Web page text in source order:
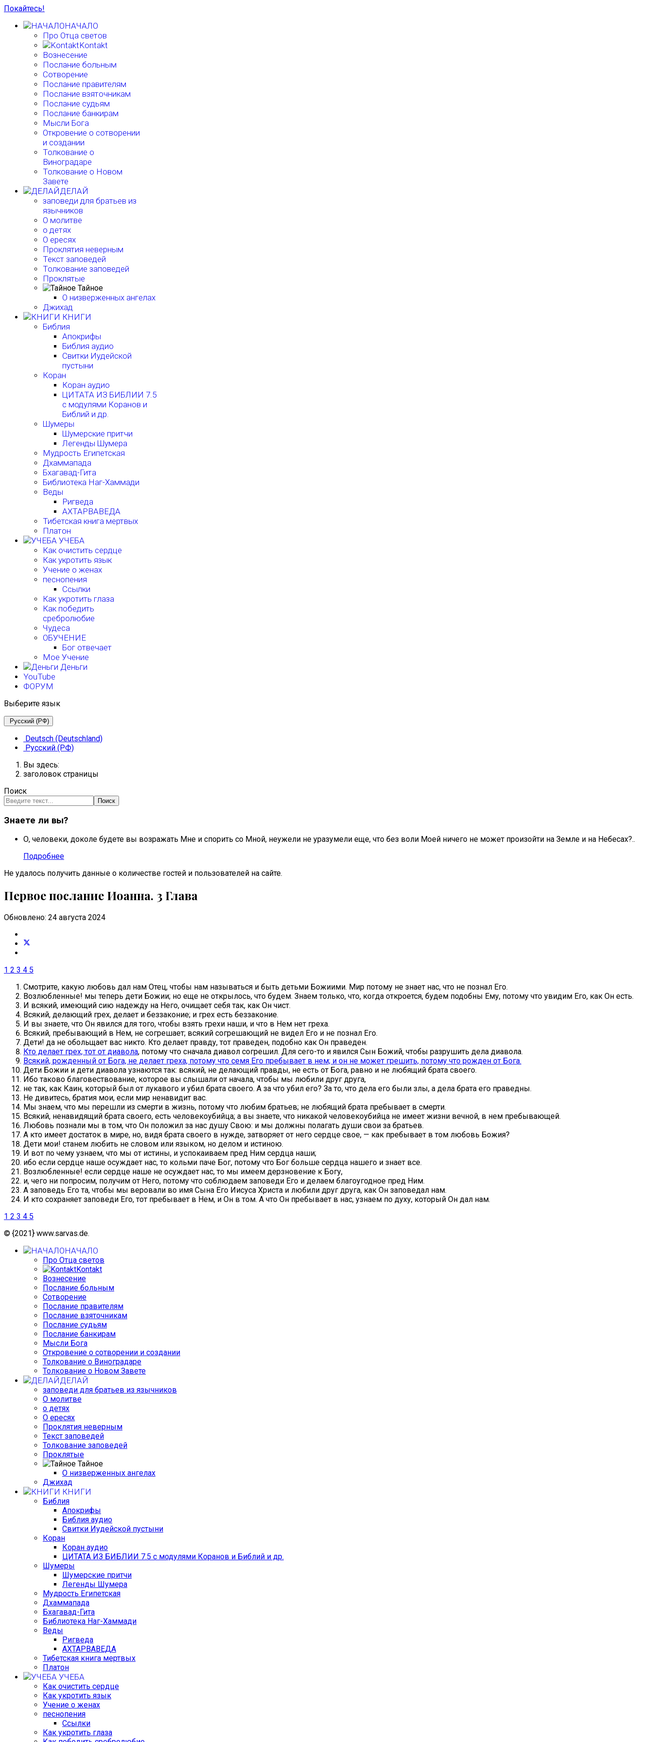
Покайтесь!
НАЧАЛО
Про Отца светов
Kontakt
Вознесение
Послание больным
Сотворение
Послание правителям
Послание взяточникам
Послание судьям
Послание банкирам
Мысли Бога
Откровение о сотворении
и создании
Толкование о
Виноградаре
Толкование о Новом
Завете
ДЕЛАЙ
заповеди для братьев из
язычников
О молитве
о детях
О ересях
Проклятия неверным
Текст заповедей
Толкование заповедей
Проклятые
Тайное
О низверженных ангелах
Джихад
КНИГИ
Библия
Апокрифы
Библия аудио
Свитки Иудейской
пустыни
Коран
Коран аудио
ЦИТАТА ИЗ БИБЛИИ 7.5
с модулями Коранов и
Библий и др.
Шумеры
Шумерские притчи
Легенды Шумера
Мудрость Египетская
Дхаммапада
Бхагавад-Гита
Библиотека Наг-Хаммади
Веды
Ригведа
АХТАРВАВЕДА
Тибетская книга мертвых
Платон
УЧЕБА
Как очистить сердце
Как укротить язык
Учение о женах
песнопения
Ссылки
Как укротить глаза
Как победить
сребролюбие
Чудеса
ОБУЧЕНИЕ
Бог отвечает
Мое Учение
Деньги
YouTube
ФОРУМ
Выберите язык
Русский (РФ)
Deutsch (Deutschland)
Русский (РФ)
Вы здесь:
заголовок страницы
Поиск
Поиск
Знаете ли вы?
О, человеки, доколе будете вы возражать Мне и спорить со Мной, неужели не уразумели еще, что без воли Моей ничего не может произойти на Земле и на Небесах?..
Подробнее
Не удалось получить данные о количестве гостей и пользователей на сайте.
Первое послание Иоанна. 3 Глава
Обновлено: 24 августа 2024
1 2 3 4 5
Смотрите, какую любовь дал нам Отец, чтобы нам называться и быть детьми Божиими. Мир потому не знает нас, что не познал Его.
Возлюбленные! мы теперь дети Божии; но еще не открылось, что будем. Знаем только, что, когда откроется, будем подобны Ему, потому что увидим Его, как Он есть.
И всякий, имеющий сию надежду на Него, очищает себя так, как Он чист.
Всякий, делающий грех, делает и беззаконие; и грех есть беззаконие.
И вы знаете, что Он явился для того, чтобы взять грехи наши, и что в Нем нет греха.
Всякий, пребывающий в Нем, не согрешает; всякий согрешающий не видел Его и не познал Его.
Дети! да не обольщает вас никто. Кто делает правду, тот праведен, подобно как Он праведен.
Кто делает грех, тот от диавола, потому что сначала диавол согрешил. Для сего-то и явился Сын Божий, чтобы разрушить дела диавола.
Всякий, рожденный от Бога, не делает греха, потому что семя Его пребывает в нем; и он не может грешить, потому что рожден от Бога.
Дети Божии и дети диавола узнаются так: всякий, не делающий правды, не есть от Бога, равно и не любящий брата своего.
Ибо таково благовествование, которое вы слышали от начала, чтобы мы любили друг друга,
не так, как Каин, который был от лукавого и убил брата своего. А за что убил его? За то, что дела его были злы, а дела брата его праведны.
Не дивитесь, братия мои, если мир ненавидит вас.
Мы знаем, что мы перешли из смерти в жизнь, потому что любим братьев; не любящий брата пребывает в смерти.
Всякий, ненавидящий брата своего, есть человекоубийца; а вы знаете, что никакой человекоубийца не имеет жизни вечной, в нем пребывающей.
Любовь познали мы в том, что Он положил за нас душу Свою: и мы должны полагать души свои за братьев.
А кто имеет достаток в мире, но, видя брата своего в нужде, затворяет от него сердце свое, — как пребывает в том любовь Божия?
Дети мои! станем любить не словом или языком, но делом и истиною.
И вот по чему узнаем, что мы от истины, и успокаиваем пред Ним сердца наши;
ибо если сердце наше осуждает нас, то кольми паче Бог, потому что Бог больше сердца нашего и знает все.
Возлюбленные! если сердце наше не осуждает нас, то мы имеем дерзновение к Богу,
и, чего ни попросим, получим от Него, потому что соблюдаем заповеди Его и делаем благоугодное пред Ним.
А заповедь Его та, чтобы мы веровали во имя Сына Его Иисуса Христа и любили друг друга, как Он заповедал нам.
И кто сохраняет заповеди Его, тот пребывает в Нем, и Он в том. А что Он пребывает в нас, узнаем по духу, который Он дал нам.
1 2 3 4 5
© {2021} www.sarvas.de.
НАЧАЛО
Про Отца светов
Kontakt
Вознесение
Послание больным
Сотворение
Послание правителям
Послание взяточникам
Послание судьям
Послание банкирам
Мысли Бога
Откровение о сотворении и создании
Толкование о Виноградаре
Толкование о Новом Завете
ДЕЛАЙ
заповеди для братьев из язычников
О молитве
о детях
О ересях
Проклятия неверным
Текст заповедей
Толкование заповедей
Проклятые
Тайное
О низверженных ангелах
Джихад
КНИГИ
Библия
Апокрифы
Библия аудио
Свитки Иудейской пустыни
Коран
Коран аудио
ЦИТАТА ИЗ БИБЛИИ 7.5 с модулями Коранов и Библий и др.
Шумеры
Шумерские притчи
Легенды Шумера
Мудрость Египетская
Дхаммапада
Бхагавад-Гита
Библиотека Наг-Хаммади
Веды
Ригведа
АХТАРВАВЕДА
Тибетская книга мертвых
Платон
УЧЕБА
Как очистить сердце
Как укротить язык
Учение о женах
песнопения
Ссылки
Как укротить глаза